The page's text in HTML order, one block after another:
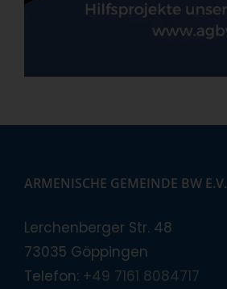
ARMENISCHE GEMEINDE BW E.V.
Lerchenberger Str. 48
73035 Göppingen
Telefon: +49 7161 8084717